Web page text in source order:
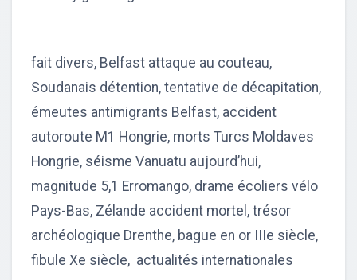
fait divers, Belfast attaque au couteau,
Soudanais détention, tentative de décapitation,
émeutes antimigrants Belfast, accident
autoroute M1 Hongrie, morts Turcs Moldaves
Hongrie, séisme Vanuatu aujourd’hui,
magnitude 5,1 Erromango, drame écoliers vélo
Pays-Bas, Zélande accident mortel, trésor
archéologique Drenthe, bague en or IIIe siècle,
fibule Xe siècle, actualités internationales